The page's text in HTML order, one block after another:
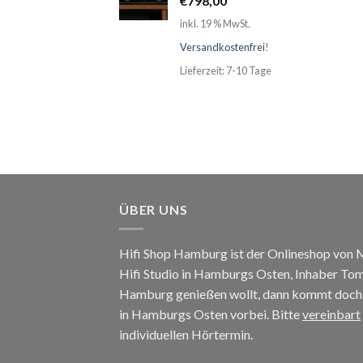
inkl. 19 % MwSt.
Versandkostenfrei!
Lieferzeit: 7-10 Tage
ÜBER UNS
Hifi Shop Hamburg ist der Onlineshop von
Hifi Studio in Hamburgs Osten, Inhaber
Hamburg genießen wollt, dann kommt
in Hamburgs Osten vorbei. Bittevereinbart
individuellen Hörtermin.